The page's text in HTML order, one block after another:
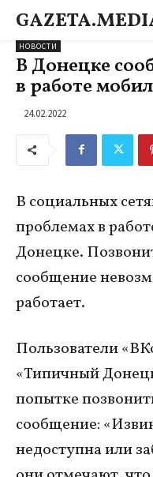
НОВОСТИ
В Донецке
в работе
24.02.2022
В социальных
проблемах в
Донецке.
сообщение
работает.
Пользователи
«Типичный
попытке
сообщение:
недоступна или